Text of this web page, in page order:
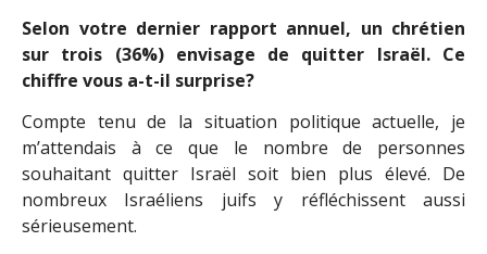
Selon votre dernier rapport annuel, un chrétien
sur trois (36%) envisage de quitter Israël. Ce
chiffre vous a-t-il surprise?
Compte tenu de la situation politique actuelle, je
m’attendais à ce que le nombre de personnes
souhaitant quitter Israël soit bien plus élevé. De
nombreux Israéliens juifs y réfléchissent aussi
sérieusement.